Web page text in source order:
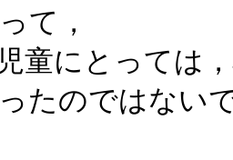
て，
童にとっては
たのではない